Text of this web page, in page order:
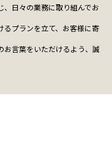
日々の業務に取り組んでお
るプランを立て、お客様に寄
お言葉をいただけるよう、誠